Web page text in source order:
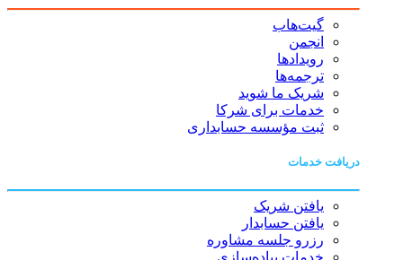
گیت‌هاب
انجمن
رویدادها
ترجمه‌ها
شریک ما شوید
خدمات برای شرکا
ثبت مؤسسه حسابداری
دریافت خدمات
یافتن شریک
یافتن حسابدار
رزرو جلسه مشاوره
خدمات پیاده‌سازی